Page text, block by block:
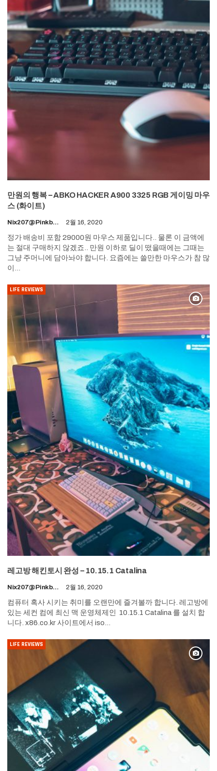
만원의 행복 – ABKO HACKER A900 3325 RGB 게이밍 마우
스 (화이트)
Nix207@pinkboy.org 2월 16, 2020
정가 배송비 포함 29000원 마우스 제품입니다.. 물론 이 금액에
는 절대 구매하지 않겠죠.. 만원 이하로 딜이 떴을때에는 그때는
그냥 주머니에 담아놔야 합니다. 요즘에는 쓸만한 마우스가 참 많
이…
LIFE REVIEWS
레고방 해킨토시 완성 – 10.15.1 Catalina
Nix207@pinkboy.org 2월 16, 2020
컴퓨터 혹사 시키는 취미를 오랜만에 즐겨볼까 합니다. 레고방에
있는 세컨 컴에 최신 맥 운영체제인 10.15.1 Catalina 를 설치 합
니다. x86.co.kr 사이트에서 iso…
LIFE REVIEWS